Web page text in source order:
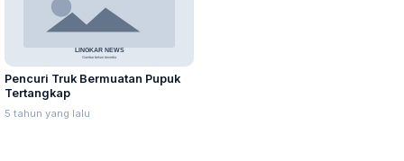
Pencuri Truk Bermuatan Pupuk
Tertangkap
5 tahun yang lalu